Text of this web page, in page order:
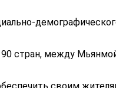
стран, между